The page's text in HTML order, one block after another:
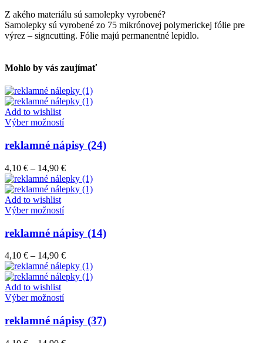
Z akého materiálu sú samolepky vyrobené?
Samolepky sú vyrobené zo 75 mikrónovej polymerickej fólie pre
výrez – signcutting. Fólie majú permanentné lepidlo.
Mohlo by vás zaujímať
Add to wishlist
Výber možnostíTento
má
viacero
variantov.
Možnosti
si
môžete
vybrať
na
stránke
produktu.
reklamné nápisy (24)
4,10 € – 14,90 €Price
range:
4,10 €
Add to wishlist
Výber možnostíTento
má
viacero
variantov.
Možnosti
si
môžete
vybrať
na
stránke
produktu.
reklamné nápisy (14)
4,10 € – 14,90 €Price
range:
4,10 €
Add to wishlist
Výber možnostíTento
má
viacero
variantov.
reklamné nápisy (37)